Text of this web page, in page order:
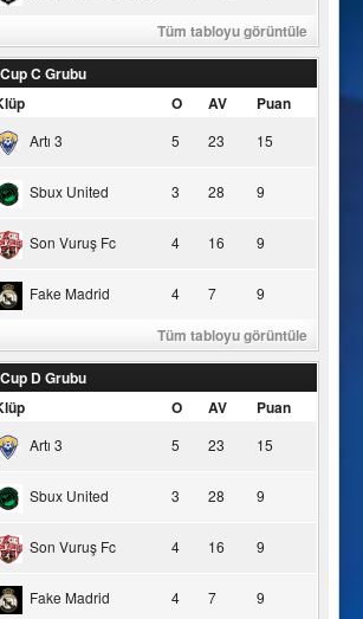
Tüm tabloyu görüntüle
C Grubu
O AV Puan
Artı 3 5 23 15
Sbux United 3 28 9
Son Vuruş Fc 4 16 9
Fake Madrid 4 7 9
Tüm tabloyu görüntüle
D Grubu
O AV Puan
Artı 3 5 23 15
Sbux United 3 28 9
Son Vuruş Fc 4 16 9
Fake Madrid 4 7 9